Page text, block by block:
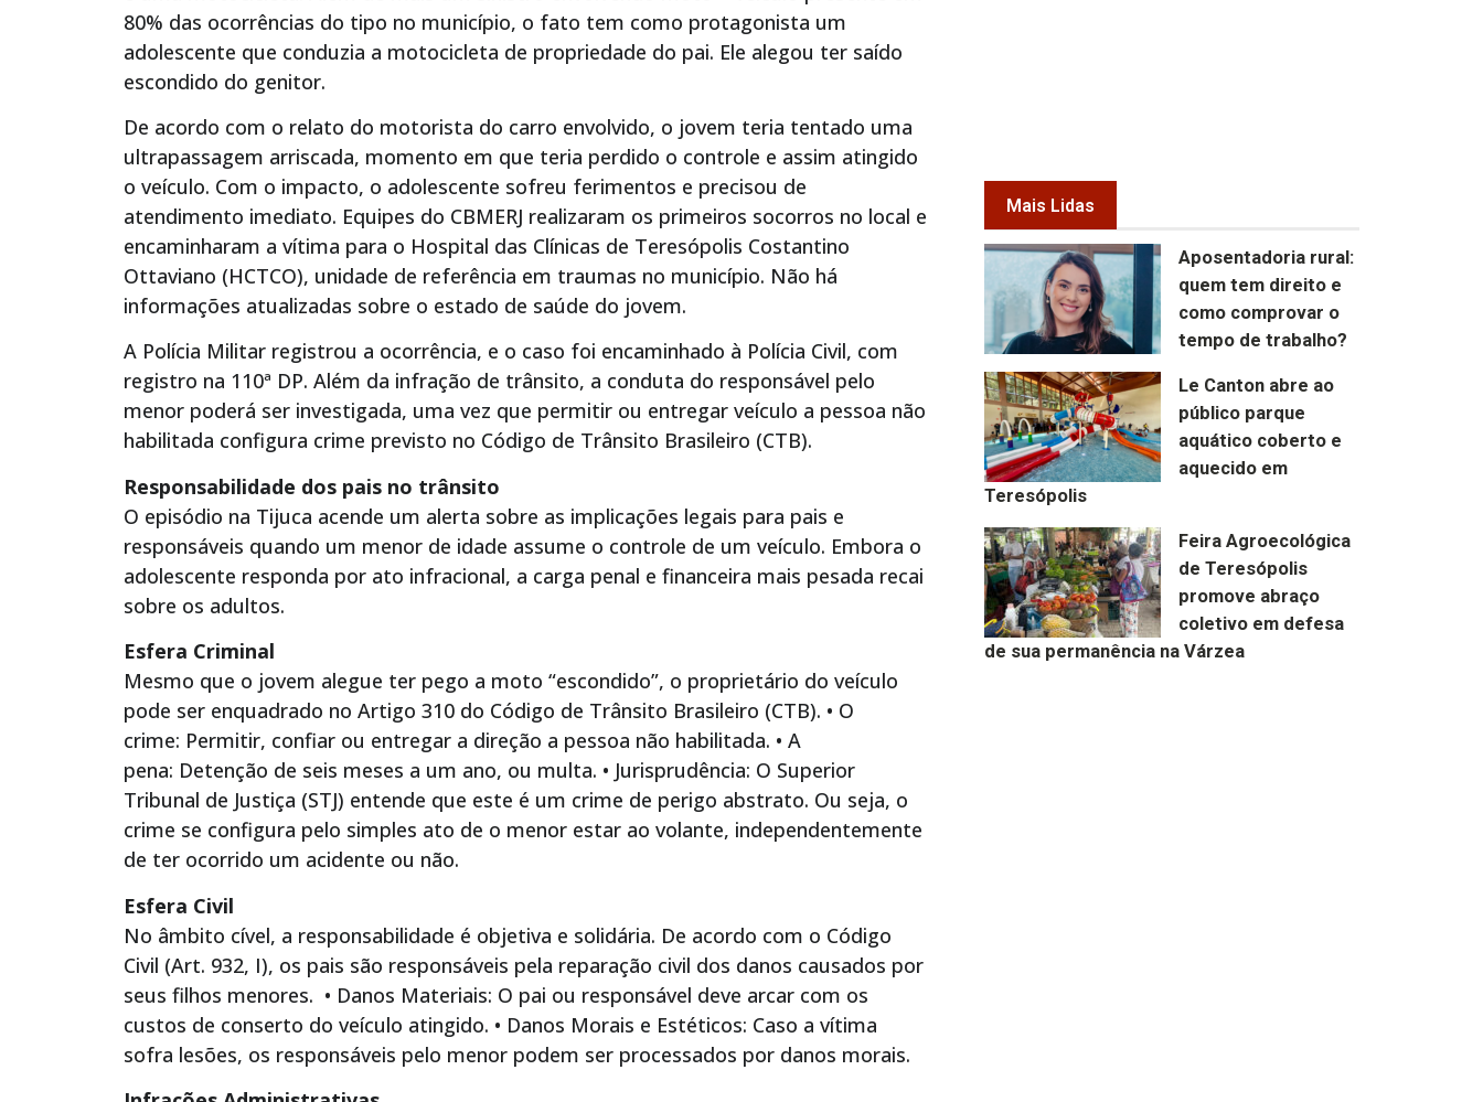
80% das ocorrências do tipo no município, o fato tem como protagonista um
adolescente que conduzia a motocicleta de propriedade do pai. Ele alegou ter saído
escondido do genitor.
De acordo com o relato do motorista do carro envolvido, o jovem teria tentado uma
ultrapassagem arriscada, momento em que teria perdido o controle e assim atingido
o veículo. Com o impacto, o adolescente sofreu ferimentos e precisou de
atendimento imediato. Equipes do CBMERJ realizaram os primeiros socorros no local e
encaminharam a vítima para o Hospital das Clínicas de Teresópolis Costantino
Ottaviano (HCTCO), unidade de referência em traumas no município. Não há
informações atualizadas sobre o estado de saúde do jovem.
A Polícia Militar registrou a ocorrência, e o caso foi encaminhado à Polícia Civil, com
registro na 110ª DP. Além da infração de trânsito, a conduta do responsável pelo
menor poderá ser investigada, uma vez que permitir ou entregar veículo a pessoa não
habilitada configura crime previsto no Código de Trânsito Brasileiro (CTB).
Responsabilidade dos pais no trânsito
O episódio na Tijuca acende um alerta sobre as implicações legais para pais e
responsáveis quando um menor de idade assume o controle de um veículo. Embora o
adolescente responda por ato infracional, a carga penal e financeira mais pesada recai
sobre os adultos.
Esfera Criminal
Mesmo que o jovem alegue ter pego a moto “escondido”, o proprietário do veículo
pode ser enquadrado no Artigo 310 do Código de Trânsito Brasileiro (CTB). • O
crime: Permitir, confiar ou entregar a direção a pessoa não habilitada. • A
pena: Detenção de seis meses a um ano, ou multa. • Jurisprudência: O Superior
Tribunal de Justiça (STJ) entende que este é um crime de perigo abstrato. Ou seja, o
crime se configura pelo simples ato de o menor estar ao volante, independentemente
de ter ocorrido um acidente ou não.
Esfera Civil
No âmbito cível, a responsabilidade é objetiva e solidária. De acordo com o Código
Civil (Art. 932, I), os pais são responsáveis pela reparação civil dos danos causados por
seus filhos menores. • Danos Materiais: O pai ou responsável deve arcar com os
custos de conserto do veículo atingido. • Danos Morais e Estéticos: Caso a vítima
sofra lesões, os responsáveis pelo menor podem ser processados por danos morais.
Mais Lidas
Aposentadoria rural:
quem tem direito e
como comprovar o
tempo de trabalho?
Le Canton abre ao
público parque
aquático coberto e
aquecido em
Teresópolis
Feira Agroecológica
de Teresópolis
promove abraço
coletivo em defesa
de sua permanência na Várzea